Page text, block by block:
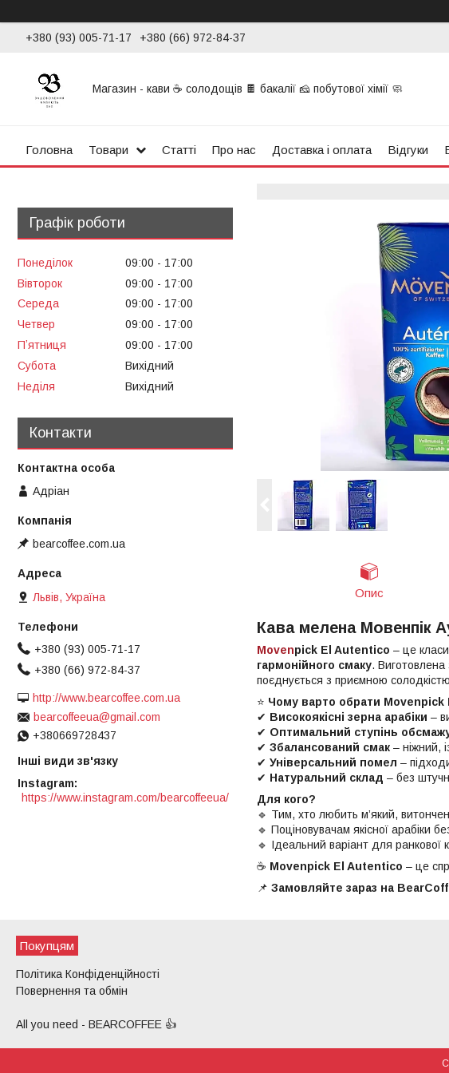
+380 (93) 005-71-17 +380 (66) 972-84-37
Магазин - кави ☕ солодощів 🍫 бакалії 🧀 побутової хімії 🧼
Головна Товари Статті Про нас Доставка і оплата Відгуки
Опис
Кава мелена Мовенпік
Movenpick El Autentico – це
гармонійного смаку. Виготовлена
поєднується з приємною
⭐ Чому варто обрати Movenpick
✔ Високоякісні зерна арабіки –
✔ Оптимальний ступінь
✔ Збалансований смак – ніжний,
✔ Універсальний помел –
✔ Натуральний склад – без
Для кого?
🔹 Тим, хто любить м’який,
🔹 Поціновувачам якісної арабіки
🔹 Ідеальний варіант для
☕ Movenpick El Autentico – це
📌 Замовляйте зараз на
Графік роботи
Понеділок 09:00
17:00
Вівторок
09:00
17:00
Середа
09:00
17:00
Четвер
09:00
17:00
Пʼятниця
09:00
17:00
Субота
Вихідний
Неділя
Вихідний
Контакти
Адріан
bearcoffee.com.ua
Львів, Україна
+380 (93) 005-71-17
+380 (66) 972-84-37
http://www.bearcoffee.com.ua
bearcoffeeua@gmail.com
+380669728437
Інші види зв'язку
Instagram
https://www.instagram.com/bearcoffeeua/
Покупцям
Політика Конфіденційності
Повернення та обмін
All you need - BEARCOFFEE 👍